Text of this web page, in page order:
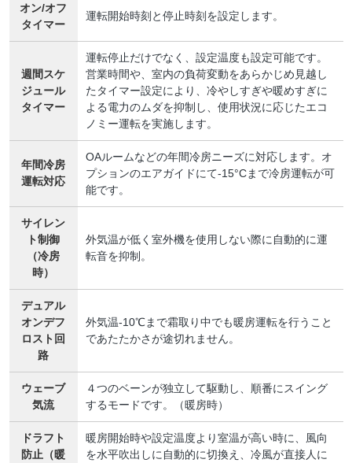
オン/オフ
タイマー
運転開始時刻と停止時刻を設定します。
週間スケ
ジュール
タイマー
運転停止だけでなく、設定温度も設定可能です。
営業時間や、室内の負荷変動をあらかじめ見越し
たタイマー設定により、冷やしすぎや暖めすぎに
よる電力のムダを抑制し、使用状況に応じたエコ
ノミー運転を実施します。
年間冷房
運転対応
OAルームなどの年間冷房ニーズに対応します。オ
プションのエアガイドにて-15°Cまで冷房運転が可
能です。
サイレン
ト制御
（冷房
時）
外気温が低く室外機を使用しない際に自動的に運
転音を抑制。
デュアル
オンデフ
ロスト回
路
外気温-10℃まで霜取り中でも暖房運転を行うこと
であたたかさが途切れません。
ウェーブ
気流
４つのベーンが独立して駆動し、順番にスイング
するモードです。（暖房時）
ドラフト
防止（暖
暖房開始時や設定温度より室温が高い時に、風向
を水平吹出しに自動的に切換え、冷風が直接人に